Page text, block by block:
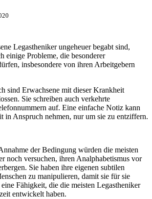
Legastheniker ungeheuer begabt sind,
einige Probleme, die besonderer
insbesondere von ihren Arbeitgebern
sind Erwachsene mit dieser Krankheit
Sie schreiben auch verkehrte
auf. Eine einfache Notiz kann
in Anspruch nehmen, nur um sie zu entziffern.
der Bedingung würden die meisten
noch versuchen, ihren Analphabetismus vor
Sie haben ihre eigenen subtilen
zu manipulieren, damit sie für sie
Fähigkeit, die die meisten Legastheniker
entwickelt haben.